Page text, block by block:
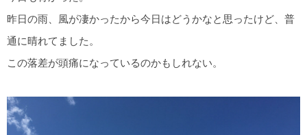
昨日の雨、風が凄かったから今日はどうかなと思ったけど、普
通に晴れてました。
この落差が頭痛になっているのかもしれない。